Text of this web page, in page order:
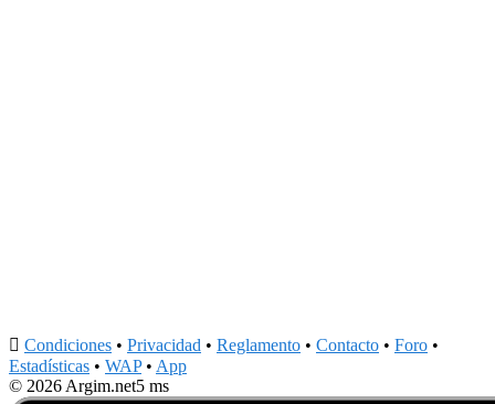
 Condiciones • Privacidad • Reglamento • Contacto • Foro •
Estadísticas • WAP• App
© 2026 Argim.net5 ms